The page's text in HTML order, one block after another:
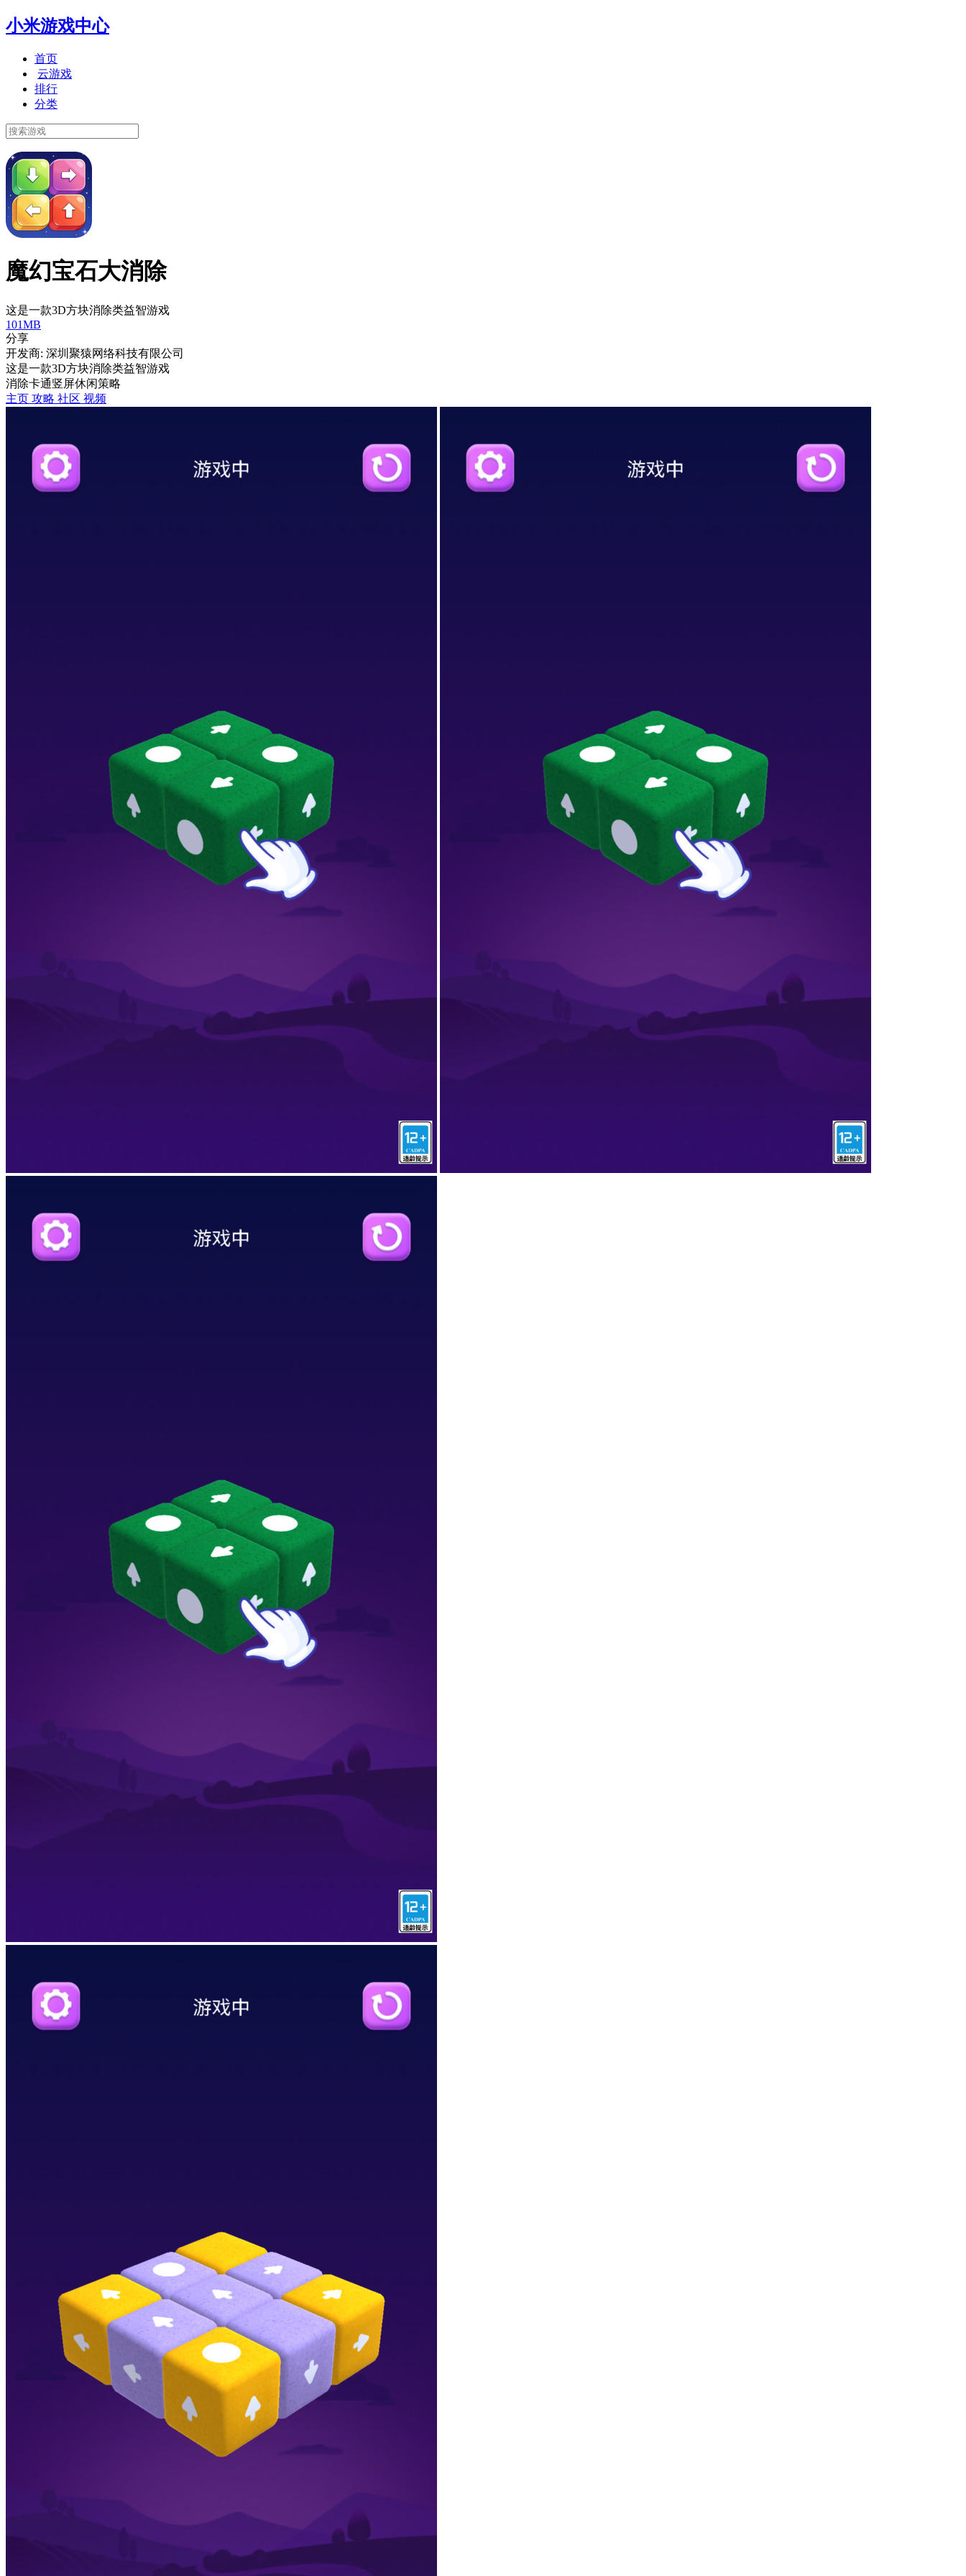
小米游戏中心
首页
云游戏
排行
分类
魔幻宝石大消除
这是一款3D方块消除类益智游戏
101MB
分享
开发商: 深圳聚猿网络科技有限公司
这是一款3D方块消除类益智游戏
消除卡通竖屏休闲策略
主页 攻略 社区 视频